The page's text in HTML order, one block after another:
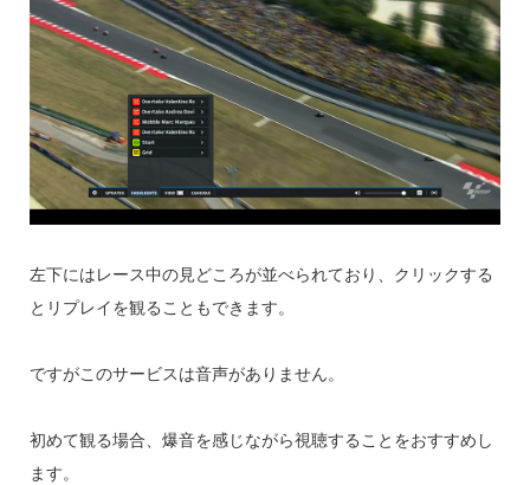
左下にはレース中の見どころが並べられており、クリックする
とリプレイを観ることもできます。
ですがこのサービスは音声がありません。
初めて観る場合、爆音を感じながら視聴することをおすすめし
ます。